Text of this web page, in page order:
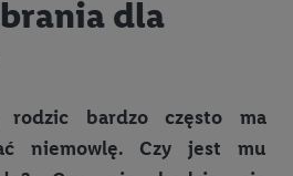
dla
rodzic bardzo często ma
niemowlę. Czy jest mu